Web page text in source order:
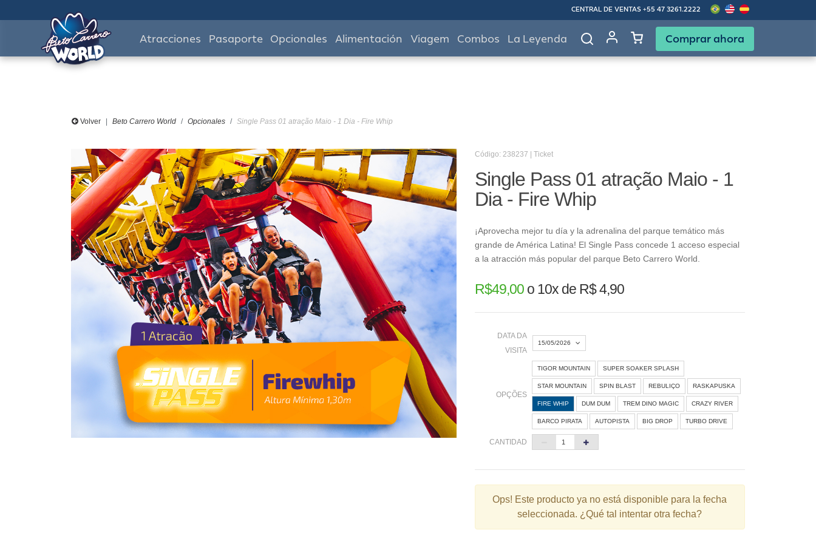
CENTRAL DE VENTAS +55 47 3261.2222
Atracciones Pasaporte Opcionales Alimentación Viagem Combos La Leyenda Comprar ahora
Volver Beto Carrero World Opcionales Single Pass 01 atração Maio - 1 Dia - Fire Whip
Código: 238237 | Ticket
Single Pass 01 atração Maio - 1
Dia - Fire Whip
¡Aprovecha mejor tu día y la adrenalina del parque temático más
grande de América Latina! El Single Pass concede 1 acceso especial
a la atracción más popular del parque Beto Carrero World.
R$49,00o 10x de R$ 4,90
DATA DA
VISITA
15/05/2026
« Agosto 2026 »
D S Q Q S S
1
24 27 28 29
30 31
OPÇÕES
TIGOR MOUNTAIN SUPER SOAKER SPLASH
STAR MOUNTAIN SPIN BLAST REBULIÇO RASKAPUSKA
FIRE WHIP DUM DUM TREM DINO MAGIC CRAZY RIVER
BARCO PIRATA AUTOPISTA BIG DROP TURBO DRIVE
CANTIDAD
Ops! Este producto ya no está disponible para la fecha
seleccionada. ¿Qué tal intentar otra fecha?